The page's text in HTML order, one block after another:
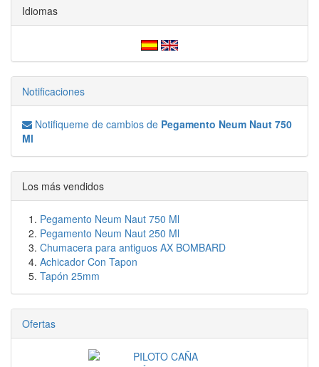
Idiomas
Notificaciones
Notifiqueme de cambios de Pegamento Neum Naut 750
Ml
Los más vendidos
Pegamento Neum Naut 750 Ml
Pegamento Neum Naut 250 Ml
Chumacera para antiguos AX BOMBARD
Achicador Con Tapon
Tapón 25mm
Ofertas